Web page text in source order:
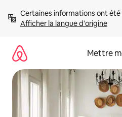
directement
Afficher la langue d'origine
Mettre